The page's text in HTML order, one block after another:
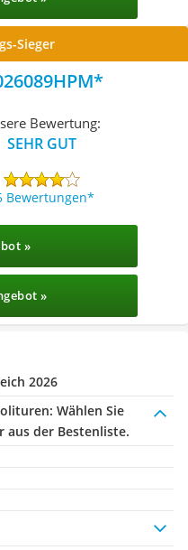
Sieger
Bewertung:
SEHR GUT
Bewertungen
»
»
2026
Wählen Sie
aus der Bestenliste.